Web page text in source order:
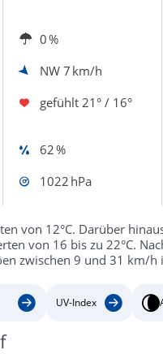
0 %
NW 7 km/h
gefühlt 21° / 16°
62 %
1022 hPa
von 12°C. Darüber
von 16 bis zu 22°C.
zwischen 9 und 31 km/h
UV-Index